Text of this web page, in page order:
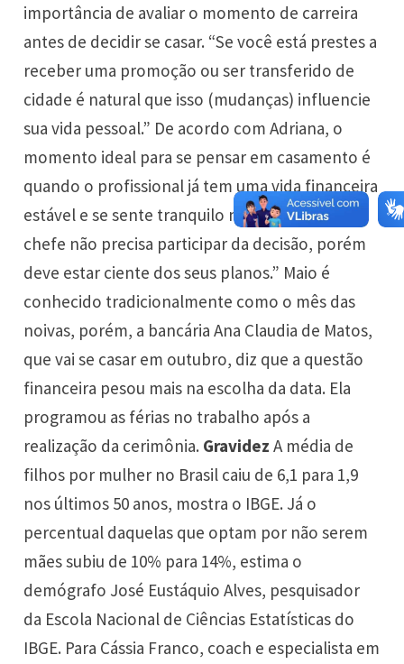
importância de avaliar o momento de carreira
antes de decidir se casar. “Se você está prestes a
receber uma promoção ou ser transferido de
cidade é natural que isso (mudanças) influencie
sua vida pessoal.” De acordo com Adriana, o
momento ideal para se pensar em casamento é
quando o profissional já tem uma vida financeira
estável e se sente tranquilo no trabalho. “Seu
chefe não precisa participar da decisão, porém
deve estar ciente dos seus planos.” Maio é
conhecido tradicionalmente como o mês das
noivas, porém, a bancária Ana Claudia de Matos,
que vai se casar em outubro, diz que a questão
financeira pesou mais na escolha da data. Ela
programou as férias no trabalho após a
realização da cerimônia. Gravidez A média de
filhos por mulher no Brasil caiu de 6,1 para 1,9
nos últimos 50 anos, mostra o IBGE. Já o
percentual daquelas que optam por não serem
mães subiu de 10% para 14%, estima o
demógrafo José Eustáquio Alves, pesquisador
da Escola Nacional de Ciências Estatísticas do
IBGE. Para Cássia Franco, coach e especialista em